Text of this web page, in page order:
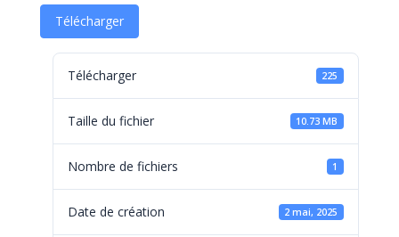
Télécharger
Télécharger 225
Taille du fichier 10.73 MB
Nombre de fichiers 1
Date de création 2 mai, 2025